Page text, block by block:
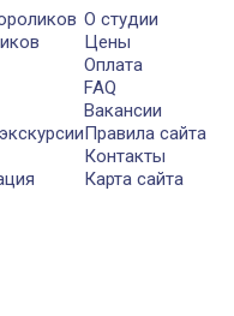
О студии
Цены
Оплата
FAQ
Вакансии
Правила сайта
Контакты
Карта сайта